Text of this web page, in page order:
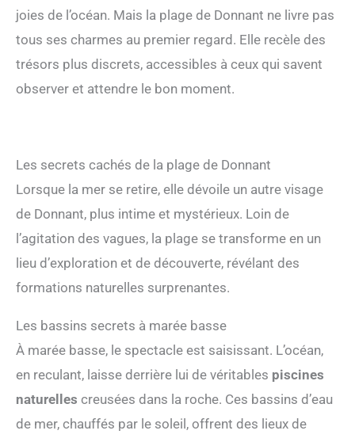
joies de l’océan. Mais la plage de Donnant ne livre pas
tous ses charmes au premier regard. Elle recèle des
trésors plus discrets, accessibles à ceux qui savent
observer et attendre le bon moment.
Les secrets cachés de la plage de Donnant
Lorsque la mer se retire, elle dévoile un autre visage
de Donnant, plus intime et mystérieux. Loin de
l’agitation des vagues, la plage se transforme en un
lieu d’exploration et de découverte, révélant des
formations naturelles surprenantes.
Les bassins secrets à marée basse
À marée basse, le spectacle est saisissant. L’océan,
en reculant, laisse derrière lui de véritables piscines
naturelles creusées dans la roche. Ces bassins d’eau
de mer, chauffés par le soleil, offrent des lieux de